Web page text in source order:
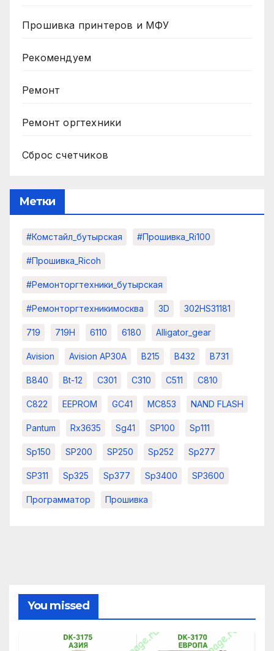
Прошивка принтеров и МФУ
Рекомендуем
Ремонт
Ремонт оргтехники
Сброс счетчиков
Метки
#комстайл_бутырская #прошивка_Ri100
#прошивка_Ricoh
#ремонторгтехники_бутырская
#ремонторгтехникимосква 3D 302HS31181
719 719H 6110 6180 Alligator_gear
Avision Avision AP30A B215 B432 B731
B840 Bt-12 C301 C310 C511 C810
C822 EEPROM GC41 MC853 NAND FLASH
Pantum Rx3635 Sg41 SP100 Sp111
Sp150 SP200 SP250 Sp252 Sp277
SP311 Sp325 Sp377 Sp3400 SP3600
Программатор Прошивка
You missed